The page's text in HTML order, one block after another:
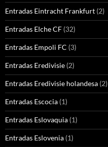
Entradas Eintracht Frankfurt (2)
Entradas Elche CF (32)
Entradas Empoli FC (3)
Entradas Eredivisie (2)
Entradas Eredivisie holandesa (2)
Entradas Escocia (1)
Entradas Eslovaquia (1)
Entradas Eslovenia (1)